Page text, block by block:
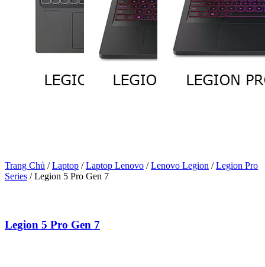
Trang Chủ /Laptop /Laptop Lenovo /Lenovo Legion /Legion Pro
Series /Legion 5 Pro Gen 7
Legion 5 Pro Gen 7